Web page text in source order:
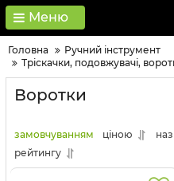
Меню
Головна
Ручний інструмент
Тріскачки, подовжувачі,
Воротки
замовчуванням ціною
рейтингу